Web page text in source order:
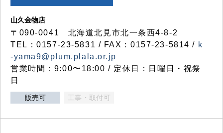
山久金物店
〒090-0041 北海道北見市北一条西4-8-2
TEL：0157-23-5831 / FAX：0157-23-5814 / k
-yama9@plum.plala.or.jp
営業時間：9:00〜18:00 / 定休日：日曜日・祝祭
日
販売可 工事・取付可